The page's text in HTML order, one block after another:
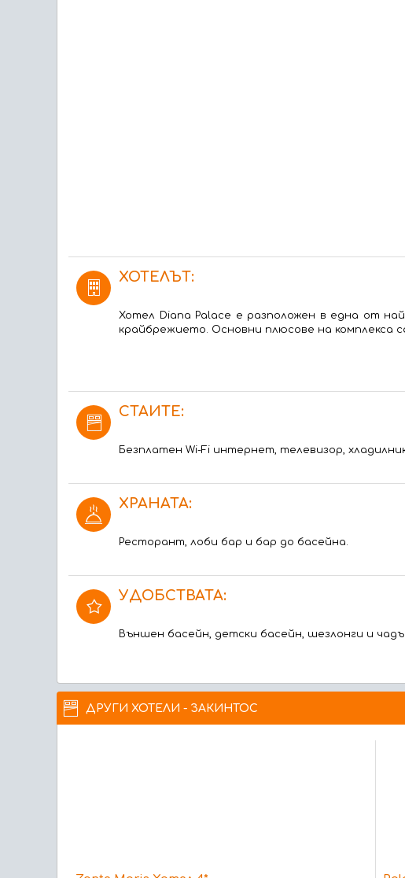
ХОТЕЛЪТ:
Хотел Diana Palace е разположен в една от
крайбрежието. Основни плюсове на комплекса
СТАИТЕ:
Безплатен Wi-Fi интернет, телевизор,
ХРАНАТА:
Ресторант, лоби бар и бар до басейна.
УДОБСТВАТА:
Външен басейн, детски басейн, шезлонги и
ДРУГИ ХОТЕЛИ - ЗАКИНТОС